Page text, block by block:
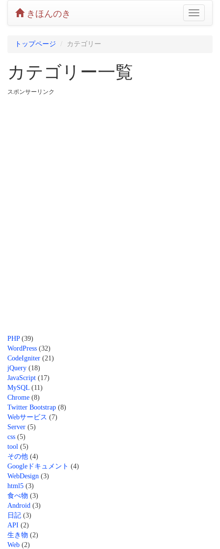
Toggle
きほんのき
トップページ カテゴリー
カテゴリー一覧
スポンサーリンク
PHP(39)
WordPress (32)
CodeIgniter (21)
jQuery (18)
JavaScript (17)
MySQL (11)
Chrome (8)
Twitter Bootstrap (8)
Webサービス (7)
Server (5)
css (5)
tool (5)
その他 (4)
Googleドキュメント (4)
WebDesign (3)
html5 (3)
食べ物 (3)
Android (3)
日記 (3)
API (2)
生き物 (2)
Web (2)